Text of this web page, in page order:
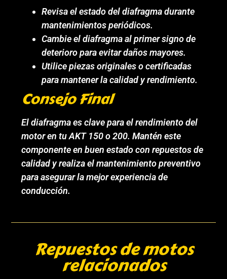
Revisa el estado del diafragma durante
mantenimientos periódicos.
Cambie el diafragma al primer signo de
deterioro para evitar daños mayores.
Utilice piezas originales o certificadas
para mantener la calidad y rendimiento.
Consejo Final
El diafragma es clave para el rendimiento del
motor en tu AKT 150 o 200. Mantén este
componente en buen estado con repuestos de
calidad y realiza el mantenimiento preventivo
para asegurar la mejor experiencia de
conducción.
Repuestos de motos
relacionados